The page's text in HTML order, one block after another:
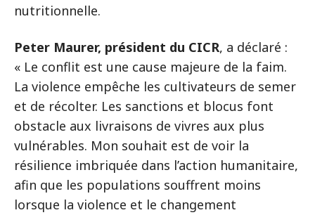
nutritionnelle.
Peter Maurer, président du CICR, a déclaré :
« Le conflit est une cause majeure de la faim.
La violence empêche les cultivateurs de semer
et de récolter. Les sanctions et blocus font
obstacle aux livraisons de vivres aux plus
vulnérables. Mon souhait est de voir la
résilience imbriquée dans l’action humanitaire,
afin que les populations souffrent moins
lorsque la violence et le changement